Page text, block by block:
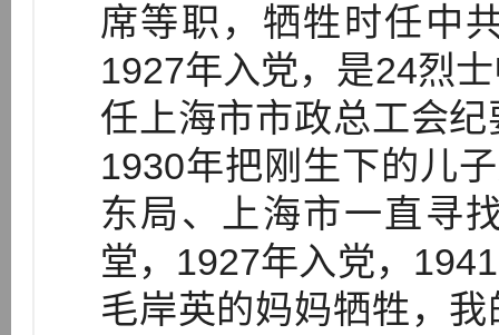
席等职，牺牲时任中
1927年入党，是24烈
任上海市市政总工会
1930年把刚生下的儿
东局、上海市一直寻
堂，1927年入党，
毛岸英的妈妈牺牲，